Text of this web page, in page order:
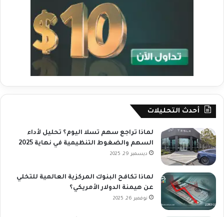
أحدث التحليلات
لماذا تراجع سهم تسلا اليوم؟ تحليل لأداء
السهم والضغوط التنظيمية في نهاية 2025
ديسمبر 29, 2025
لماذا تكافح البنوك المركزية العالمية للتخلي
عن هيمنة الدولار الأمريكي؟
نوفمبر 26, 2025